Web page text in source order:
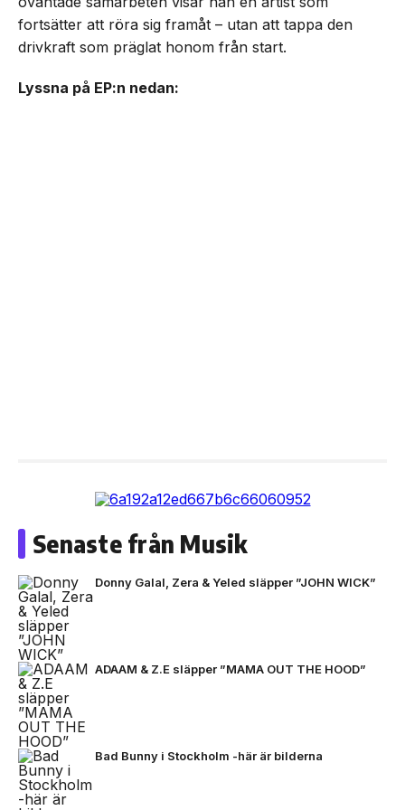
fortsätter att röra sig framåt – utan att tappa den
drivkraft som präglat honom från start.
Lyssna på EP:n nedan:
Senaste från Musik
Donny Galal, Zera & Yeled släpper ”JOHN WICK”
ADAAM & Z.E släpper ”MAMA OUT THE HOOD”
Bad Bunny i Stockholm -här är bilderna